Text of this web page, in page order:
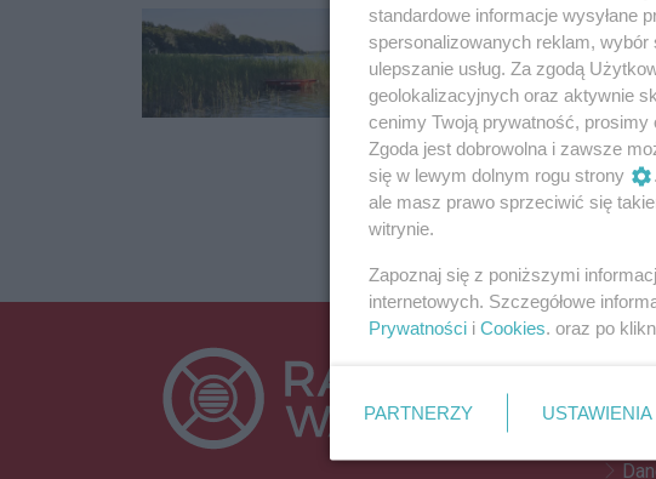
Gdzie się bezpiecznie
Zanim ktoś wskoczy do jeziora
nadaje się do kąpieli. Jak to
24.07.2024 11:27
Reklama
standardowe informacje wysyłane
spersonalizowanych reklam,
ulepszanie usług. Za zgodą
geolokalizacyjnych oraz aktywnie
cenimy Twoją prywatność, prosimy
Zgoda jest dobrowolna i zawsze
się w lewym dolnym rogu strony
ale masz prawo sprzeciwić się
witrynie.
Zapoznaj się z poniższymi
internetowych. Szczegółowe
Prywatności i Cookies. oraz po
PARTNERZY USTAWIENIA